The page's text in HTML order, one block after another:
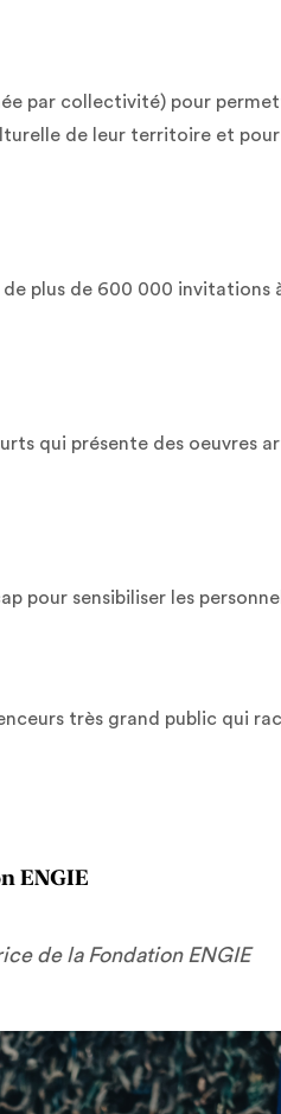
par collectivité) pour
de leur territoire et
plus de 600 000 invitations
qui présente des oeuvres
pour sensibiliser les
très grand public qui
ENGIE
de la Fondation ENGIE